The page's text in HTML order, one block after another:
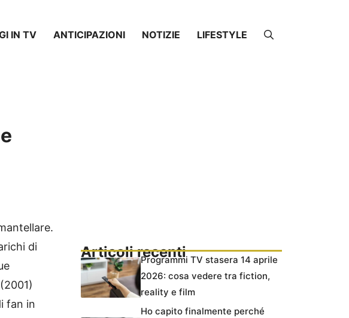
IN TV ANTICIPAZIONI NOTIZIE LIFESTYLE
di
fan in
Articoli recentiProgrammi TV stasera 14 aprile
2026: cosa vedere tra fiction,
reality e film
Ho capito finalmente perché